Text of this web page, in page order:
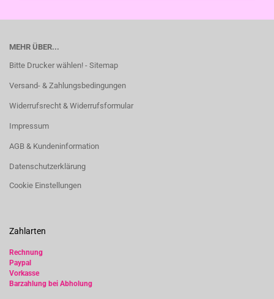
MEHR ÜBER...
Bitte Drucker wählen! - Sitemap
Versand- & Zahlungsbedingungen
Widerrufsrecht & Widerrufsformular
Impressum
AGB & Kundeninformation
Datenschutzerklärung
Cookie Einstellungen
Zahlarten
Rechnung
Paypal
Vorkasse
Barzahlung bei Abholung